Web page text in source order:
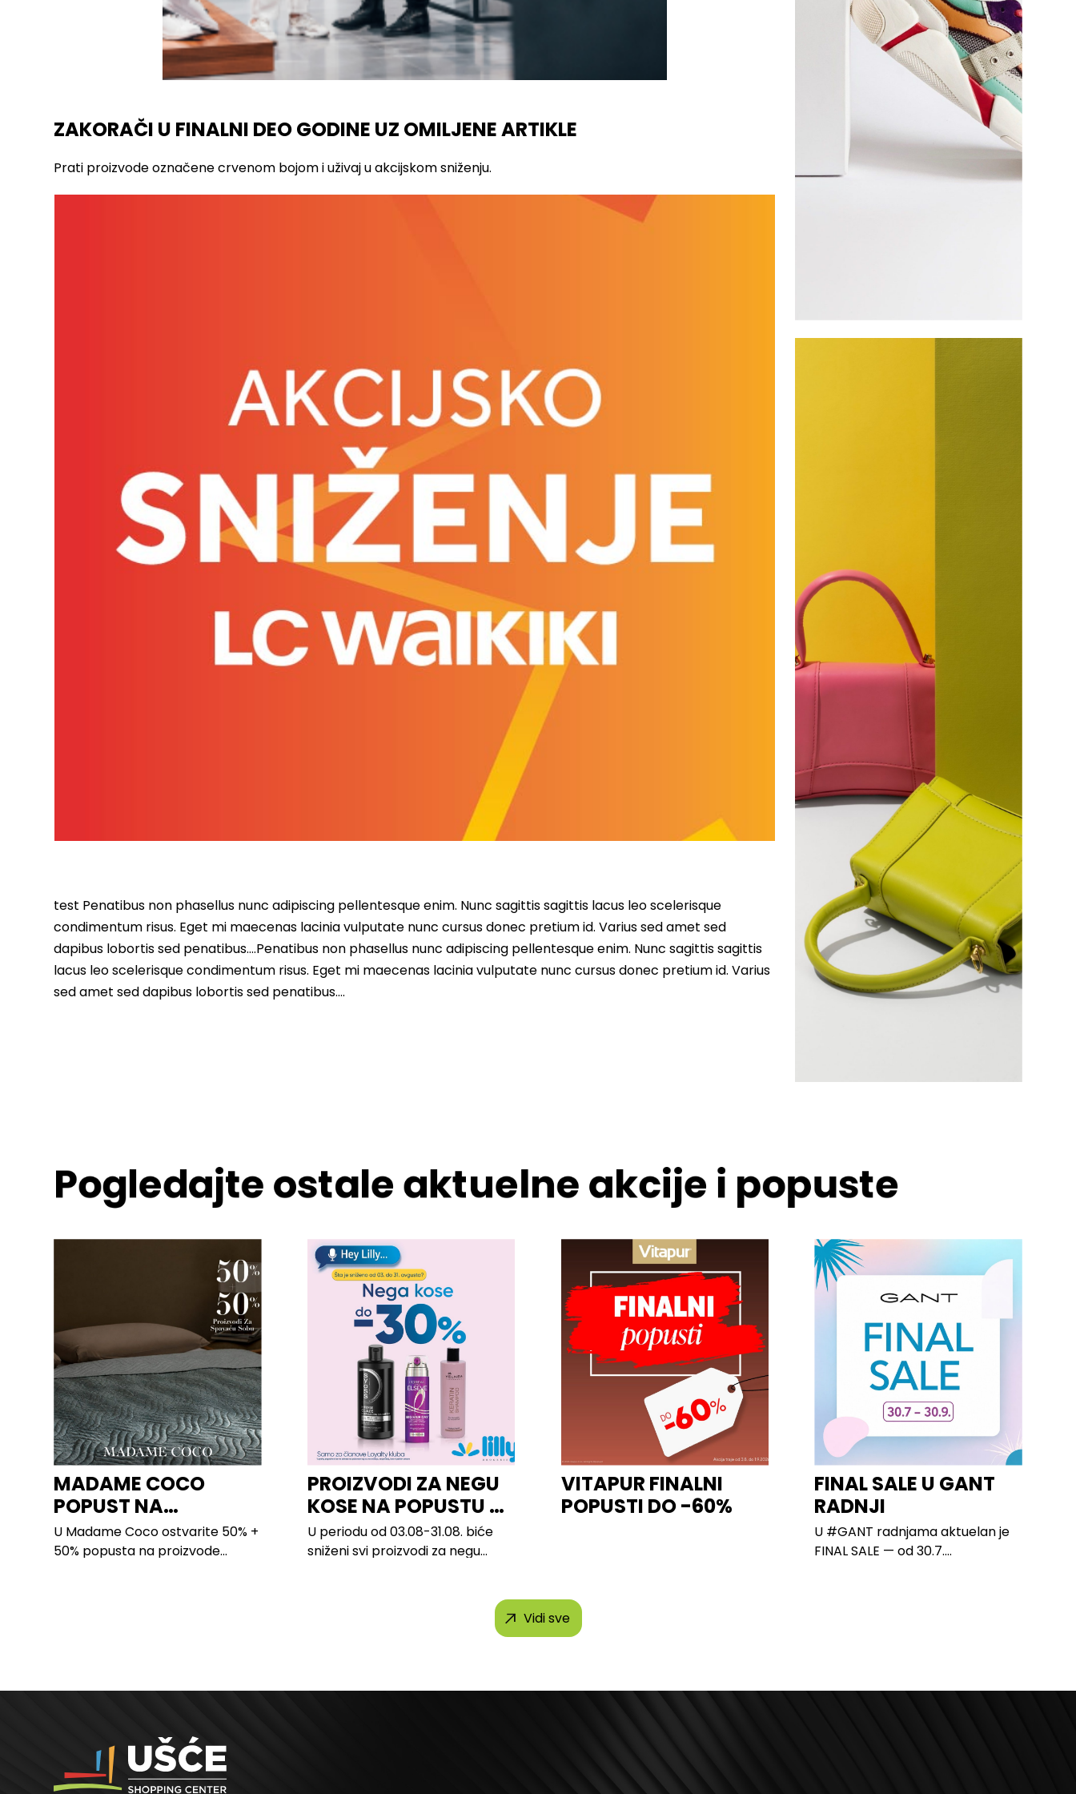
ZAKORAČI U FINALNI DEO GODINE UZ OMILJENE ARTIKLE
Prati proizvode označene crvenom bojom i uživaj u akcijskom sniženju.
test Penatibus non phasellus nunc adipiscing pellentesque enim. Nunc sagittis sagittis lacus leo scelerisque
condimentum risus. Eget mi maecenas lacinia vulputate nunc cursus donec pretium id. Varius sed amet sed
dapibus lobortis sed penatibus….Penatibus non phasellus nunc adipiscing pellentesque enim. Nunc sagittis sagittis
lacus leo scelerisque condimentum risus. Eget mi maecenas lacinia vulputate nunc cursus donec pretium id. Varius
sed amet sed dapibus lobortis sed penatibus….
Pogledajte ostale aktuelne akcije i popuste
MADAME COCO
POPUST NA
PROIZVODE ZA
SPAVAĆU SOBU
U Madame Coco ostvarite 50% +
50% popusta na proizvode...
PROIZVODI ZA NEGU
KOSE NA POPUSTU U
LILLY
U periodu od 03.08-31.08. biće
sniženi svi proizvodi za negu
VITAPUR FINALNI
POPUSTI DO -60%
FINAL SALE U GANT
RADNJI
U #GANT radnjama aktuelan je
FINAL SALE — od 30.7....
Vidi sve